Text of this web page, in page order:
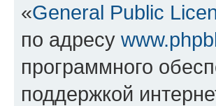
«General Public
по адресу
программного
поддержкой